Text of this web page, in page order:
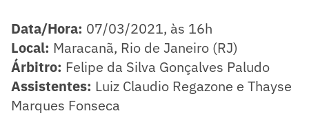
Data/Hora: 07/03/2021, às 16h
Local: Maracanã, Rio de Janeiro (RJ)
Árbitro: Felipe da Silva Gonçalves Paludo
Assistentes: Luiz Claudio Regazone e Thayse
Marques Fonseca